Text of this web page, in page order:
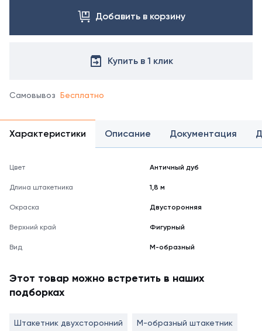
Добавить в корзину
Купить в 1 клик
Самовывоз Бесплатно
Характеристики Описание Документация
Цвет Античный дуб
Длина штакетника 1,8 м
Окраска Двусторонняя
Верхний край Фигурный
Вид М-образный
Этот товар можно встретить в наших
подборках
Штакетник двухсторонний М-образный штакетник